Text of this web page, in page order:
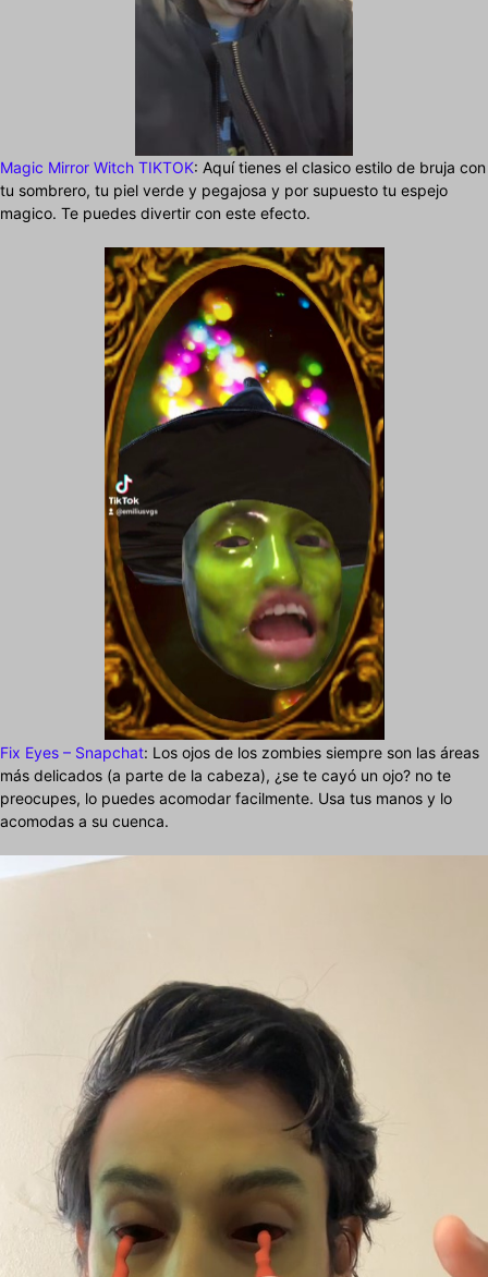
Magic Mirror Witch TIKTOK: Aquí tienes el clasico estilo de bruja con
tu sombrero, tu piel verde y pegajosa y por supuesto tu espejo
magico. Te puedes divertir con este efecto.
Fix Eyes – Snapchat: Los ojos de los zombies siempre son las áreas
más delicados (a parte de la cabeza), ¿se te cayó un ojo? no te
preocupes, lo puedes acomodar facilmente. Usa tus manos y lo
acomodas a su cuenca.